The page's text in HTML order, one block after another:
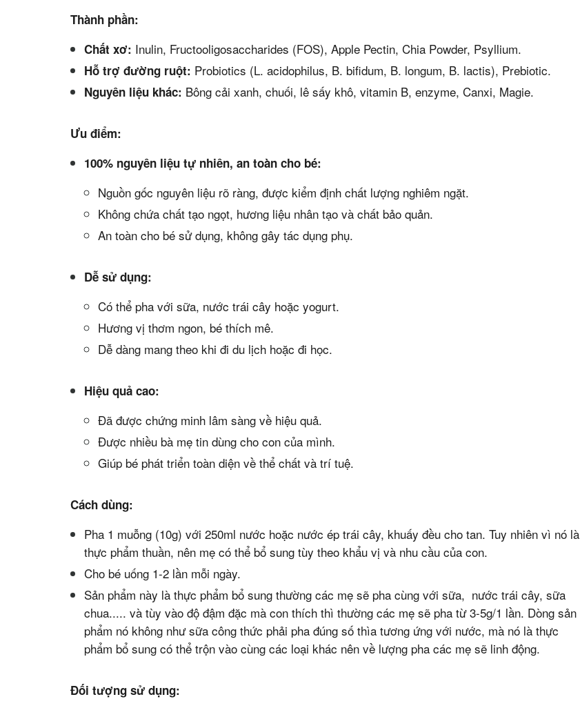
Thành phần:
Chất xơ: Inulin, Fructooligosaccharides (FOS), Apple Pectin, Chia Powder, Psyllium.
Hỗ trợ đường ruột: Probiotics (L. acidophilus, B. bifidum, B. longum, B. lactis), Prebiotic.
Nguyên liệu khác: Bông cải xanh, chuối, lê sấy khô, vitamin B, enzyme, Canxi, Magie.
Ưu điểm:
100% nguyên liệu tự nhiên, an toàn cho bé:
Nguồn gốc nguyên liệu rõ ràng, được kiểm định chất lượng nghiêm ngặt.
Không chứa chất tạo ngọt, hương liệu nhân tạo và chất bảo quản.
An toàn cho bé sử dụng, không gây tác dụng phụ.
Dễ sử dụng:
Có thể pha với sữa, nước trái cây hoặc yogurt.
Hương vị thơm ngon, bé thích mê.
Dễ dàng mang theo khi đi du lịch hoặc đi học.
Hiệu quả cao:
Đã được chứng minh lâm sàng về hiệu quả.
Được nhiều bà mẹ tin dùng cho con của mình.
Giúp bé phát triển toàn diện về thể chất và trí tuệ.
Cách dùng:
Pha 1 muỗng (10g) với 250ml nước hoặc nước ép trái cây, khuấy đều cho tan. Tuy nhiên vì nó là
thực phẩm thuần, nên mẹ có thể bổ sung tùy theo khẩu vị và nhu cầu của con.
Cho bé uống 1-2 lần mỗi ngày.
Sản phẩm này là thực phẩm bổ sung thường các mẹ sẽ pha cùng với sữa, nước trái cây, sữa
chua..... và tùy vào độ đậm đặc mà con thích thì thường các mẹ sẽ pha từ 3-5g/1 lần. Dòng sản
phẩm nó không như sữa công thức phải pha đúng số thìa tương ứng với nước, mà nó là thực
phẩm bổ sung có thể trộn vào cùng các loại khác nên về lượng pha các mẹ sẽ linh động.
Đối tượng sử dụng: